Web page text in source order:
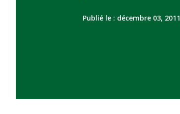
Publié le : décembre 03, 2011